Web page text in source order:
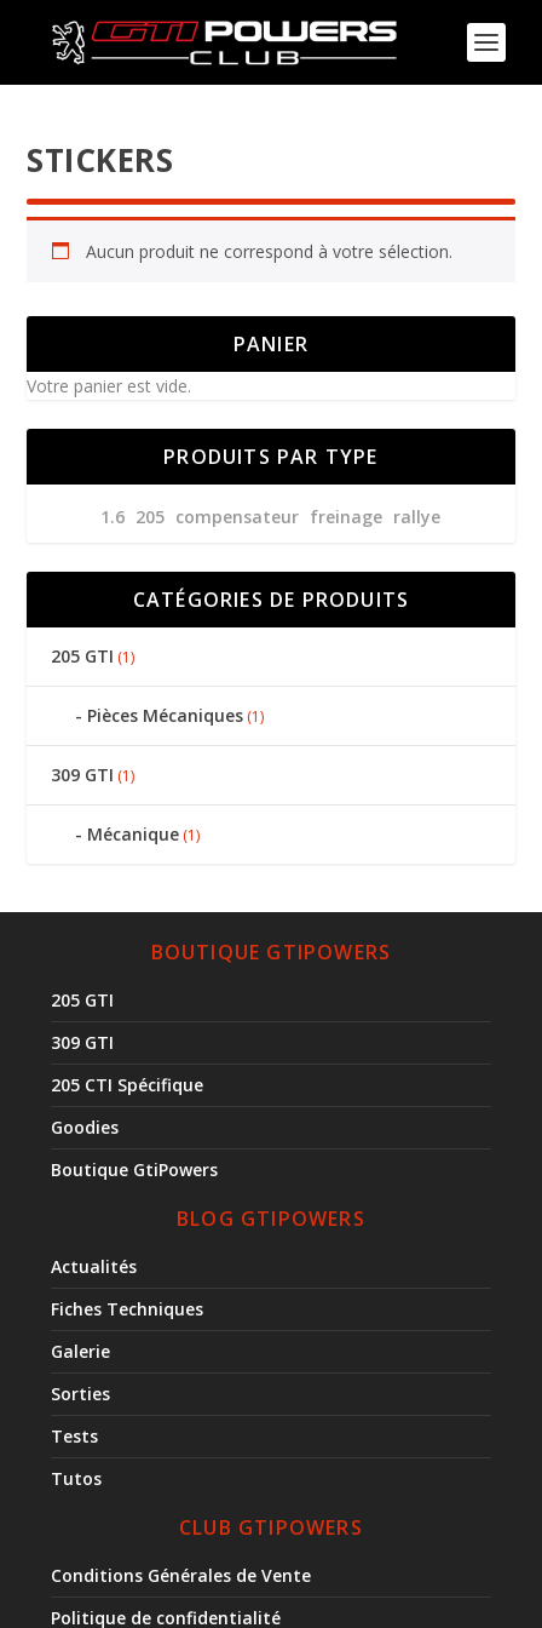
STICKERS
Aucun produit ne correspond à votre sélection.
PANIER
Votre panier est vide.
PRODUITS PAR TYPE
1.6 205 compensateur freinage rallye
CATÉGORIES DE PRODUITS
205 GTI (1)
Pièces Mécaniques (1)
309 GTI (1)
Mécanique (1)
BOUTIQUE GTIPOWERS
205 GTI
309 GTI
205 CTI Spécifique
Goodies
Boutique GtiPowers
BLOG GTIPOWERS
Actualités
Fiches Techniques
Galerie
Sorties
Tests
Tutos
CLUB GTIPOWERS
Conditions Générales de Vente
Politique de confidentialité